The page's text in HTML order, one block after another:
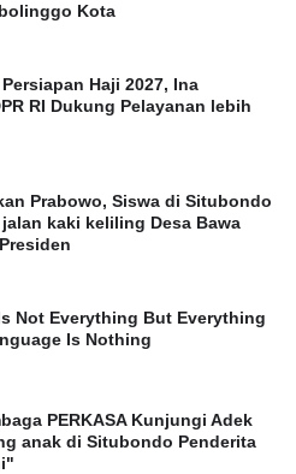
Kota
Haji 2027, Ina
RI Dukung Pelayanan lebih
Prabowo, Siswa di Situbondo
kaki keliling Desa Bawa
Not Everything But Everything
Is Nothing
PERKASA Kunjungi Adek
anak di Situbondo Penderita